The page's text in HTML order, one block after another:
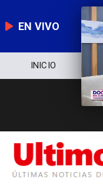
EN VIVO
INICIO